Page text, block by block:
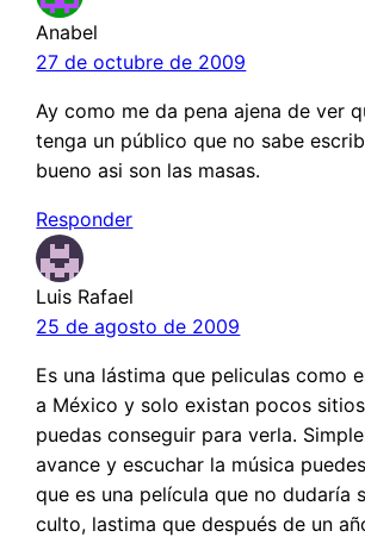
Anabel
27 de octubre de 2009
Ay como me da pena ajena de ver
tenga un público que no sabe
bueno asi son las masas.
Responder
Luis Rafael
25 de agosto de 2009
Es una lástima que peliculas como
a México y solo existan pocos
puedas conseguir para verla.
avance y escuchar la música
que es una película que no dudaría
culto, lastima que después de un